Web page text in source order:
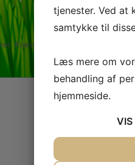
Krævede felter er markeret med
tjenester. Ved at
samtykke til
Læs mere om
behandling af
hjemmeside.
VIS